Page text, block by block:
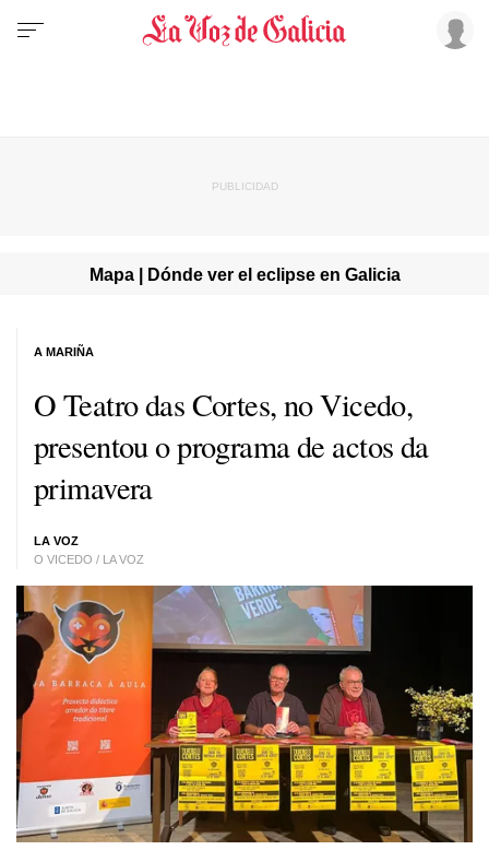
Mapa | Dónde ver el eclipse en Galicia
O Teatro das Cortes, no Vicedo,
presentou o programa de actos da
primavera
LA VOZ
O VICEDO / LA VOZ
A MARIÑA